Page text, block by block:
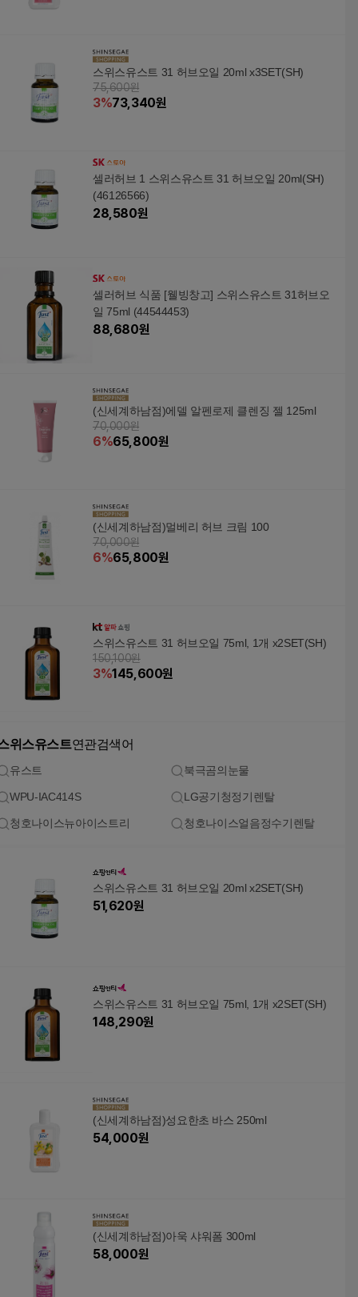
스위스유스트 31 허브오일 20ml x3SET(SH)
75,600원
3%73,340원
셀러허브 1 스위스유스트 31 허브오일 20ml(SH)
(46126566)
28,580원
셀러허브 식품 [웰빙창고] 스위스유스트 31허브오
일 75ml (44544453)
88,680원
(신세계하남점)에델 알펜로제 클렌징 젤 125ml
70,000원
6%65,800원
(신세계하남점)멀베리 허브 크림 100
70,000원
6%65,800원
스위스유스트 31 허브오일 75ml, 1개 x2SET(SH)
150,100원
3%145,600원
위스유스트연관검색어
유스트 북극곰의눈물
WPU-IAC414S LG공기청정기렌탈
청호나이스뉴아이스트리 청호나이스얼음정수기렌탈
스위스유스트 31 허브오일 20ml x2SET(SH)
51,620원
스위스유스트 31 허브오일 75ml, 1개 x2SET(SH)
148,290원
(신세계하남점)성요한초 바스 250ml
54,000원
(신세계하남점)아욱 샤워폼 300ml
58,000원